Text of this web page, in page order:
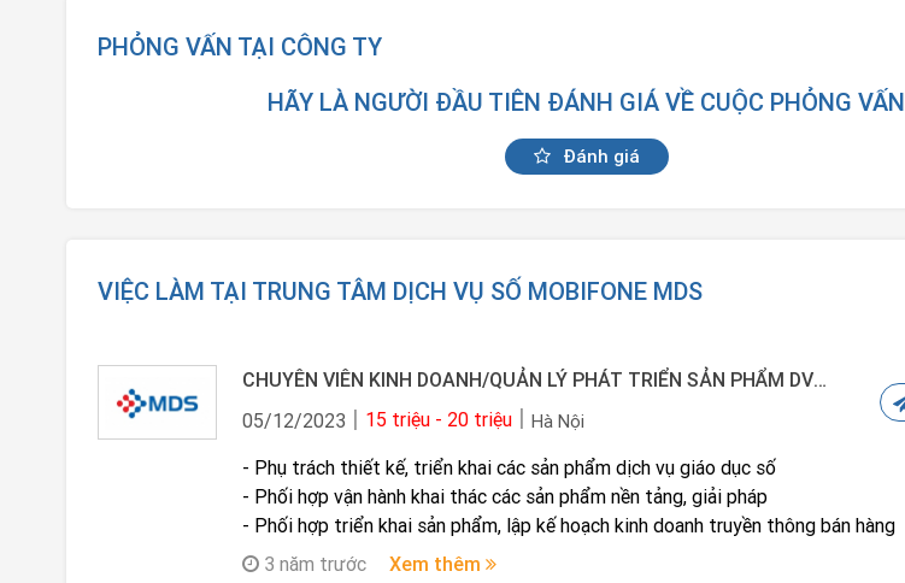
PHỎNG VẤN TẠI CÔNG TY
HÃY LÀ NGƯỜI ĐẦU TIÊN ĐÁNH GIÁ VỀ CUỘC PHỎNG VẤN
Đánh giá
VIỆC LÀM TẠI TRUNG TÂM DỊCH VỤ SỐ MOBIFONE MDS
CHUYÊN VIÊN KINH DOANH/QUẢN LÝ PHÁT TRIỂN SẢN PHẨM DV GIÁO DỤC SỐ
05/12/2023
15 triệu - 20 triệu Hà Nội
- Phụ trách thiết kế, triển khai các sản phẩm dịch vụ giáo dục số
- Phối hợp vận hành khai thác các sản phẩm nền tảng, giải pháp
- Phối hợp triển khai sản phẩm, lập kế hoạch kinh doanh truyền thông bán hàng
3 năm trước
Xem thêm